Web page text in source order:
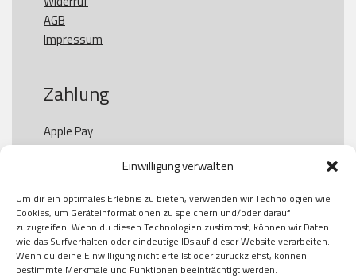
Einwilligung verwalten
Um dir ein optimales Erlebnis zu bieten, verwenden wir Technologien wie
Cookies, um Geräteinformationen zu speichern und/oder darauf
zuzugreifen. Wenn du diesen Technologien zustimmst, können wir Daten
wie das Surfverhalten oder eindeutige IDs auf dieser Website verarbeiten.
Wenn du deine Einwilligung nicht erteilst oder zurückziehst, können
bestimmte Merkmale und Funktionen beeinträchtigt werden.
AGB
Impressum
Zahlung
Apple Pay
Paypal
Kauf auf Rechung
Klarna
American Express